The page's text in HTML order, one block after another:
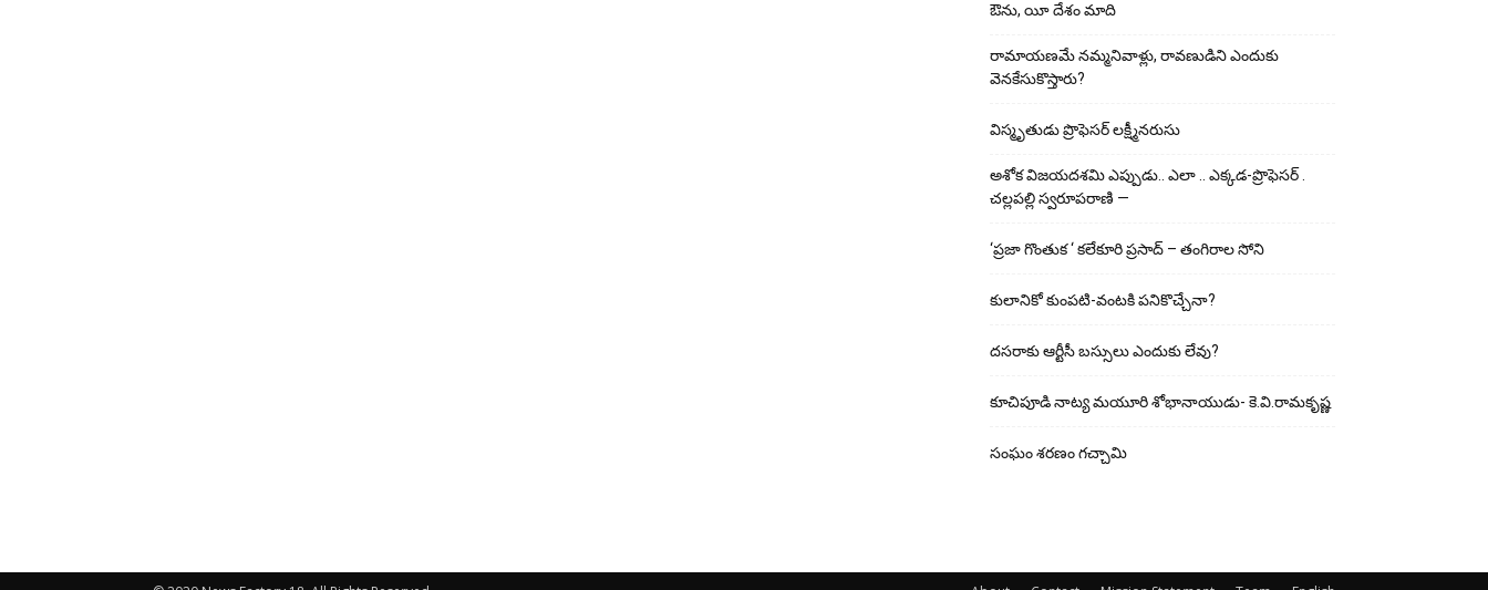
ఔను, యీ దేశం మాది
రామాయణమే నమ్మనివాళ్లు, రావణుడిని ఎందుకు
వెనకేసుకొస్తారు?
విస్మృతుడు ప్రొఫెసర్ లక్ష్మీనరుసు
అశోక విజ‌య‌ద‌శ‌మి ఎప్పుడు.. ఎలా .. ఎక్క‌డ‌-ప్రొఫెసర్ .
చల్లపల్లి స్వరూపరాణి —
‘ప్రజా గొంతుక ‘ కలేకూరి ప్రసాద్ – తంగిరాల సోని
కులానికో కుంప‌టి-వంట‌కి ప‌నికొచ్చేనా?
ద‌స‌రాకు ఆర్టీసీ బ‌స్సులు ఎందుకు లేవు?
కూచిపూడి నాట్య మ‌యూరి శోభానాయుడు- కె.వి.రామకృష్ణ
సంఘం శరణం గచ్చామి